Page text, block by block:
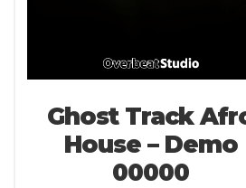
Ghost Track
House – Demo
00000